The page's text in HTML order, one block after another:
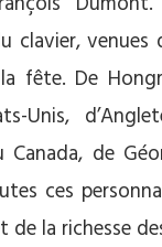
clavier,
fête. De
Unis,
Canada, de
ces
de la richesse